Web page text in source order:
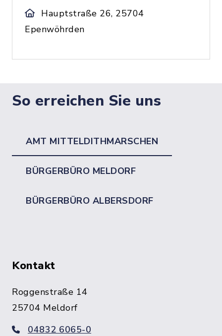
Hauptstraße 26, 25704
Epenwöhrden
So erreichen Sie uns
AMT MITTELDITHMARSCHEN
BÜRGERBÜRO MELDORF
BÜRGERBÜRO ALBERSDORF
Kontakt
Roggenstraße 14
25704 Meldorf
04832 6065-0